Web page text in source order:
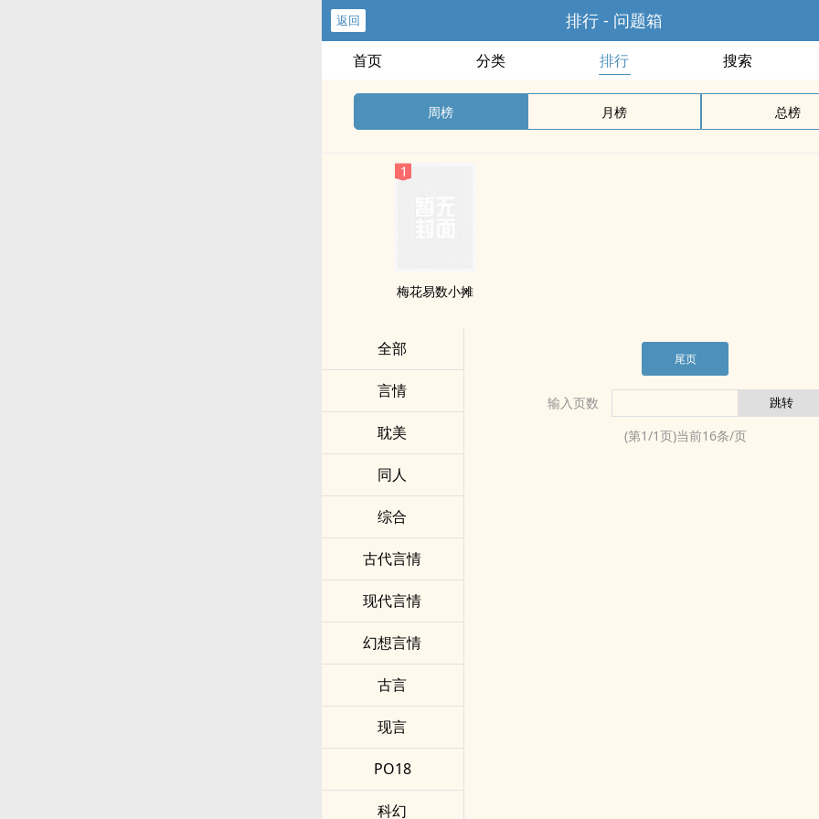
返回 排行 - 问题箱
首页 分类 排行 搜索
周榜 月榜 总榜
梅花易数小摊
全部
言情
耽美
同人
综合
古代言情
现代言情
幻想言情
古言
现言
PO18
科幻
尾页
输入页数
(第1/1页)当前16条/页